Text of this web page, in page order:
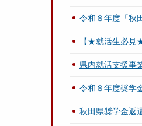
令和８年度「秋
【★就活生必見
県内就活支援事
令和８年度奨学
秋田県奨学金返